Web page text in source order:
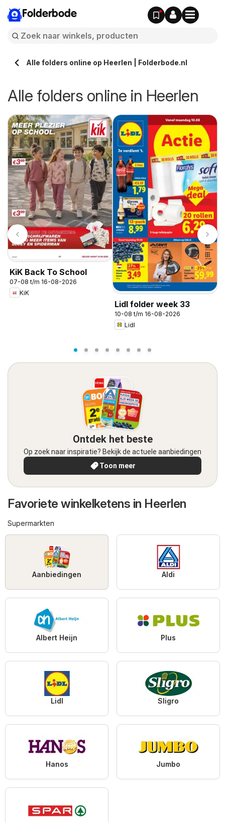
Folderbode
Alle folders online op Heerlen | Folderbode.nl
Alle folders online in Heerlen
KiK Back To School
07-08 t/m 16-08-2026
KiK
Lidl folder week 33
10-08 t/m 16-08-2026
Lidl
Ontdek het beste
Op zoek naar inspiratie? Bekijk de actuele aanbiedingen
Toon meer
Favoriete winkelketens in Heerlen
Supermarkten
Aanbiedingen Aldi
Albert Heijn Plus
Lidl Sligro
Hanos Jumbo